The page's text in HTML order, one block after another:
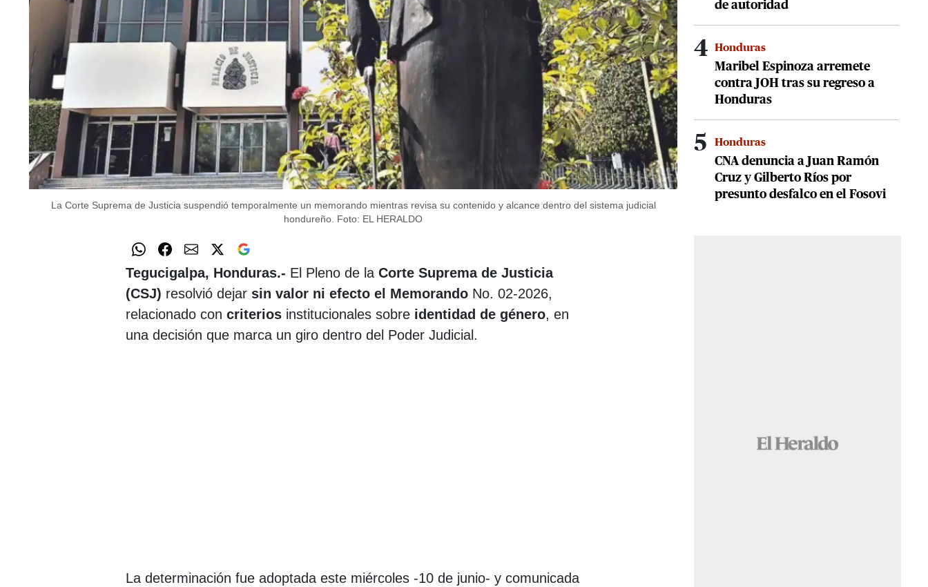
La Corte Suprema de Justicia suspendió temporalmente un memorando mientras revisa su contenido y alcance dentro del sistema judicial
hondureño. Foto: EL HERALDO
Tegucigalpa, Honduras.- El Pleno de la Corte Suprema de Justicia
(CSJ) resolvió dejar sin valor ni efecto el MemorandoNo. 02-2026,
relacionado con criteriosinstitucionales sobre identidad de género, en
una decisión que marca un giro dentro del Poder Judicial.
La determinación fue adoptada este miércoles -10 de junio- y comunicada
de autoridad
4 Honduras
Maribel Espinoza arremete
contra JOH tras su regreso a
Honduras
5 Honduras
CNA denuncia a Juan Ramón
Cruz y Gilberto Ríos por
presunto desfalco en el Fosovi